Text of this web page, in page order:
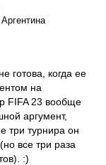
готова, когда ее
на
FIFA 23 вообще
аргумент,
три турнира он
все три раза
:)